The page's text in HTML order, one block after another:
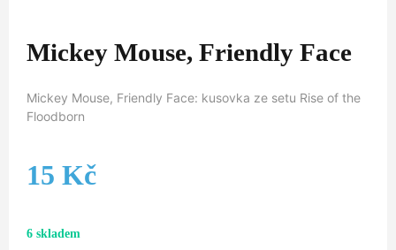
Mickey Mouse, Friendly Face
Mickey Mouse, Friendly Face: kusovka ze setu Rise of the
Floodborn
15 Kč
6 skladem